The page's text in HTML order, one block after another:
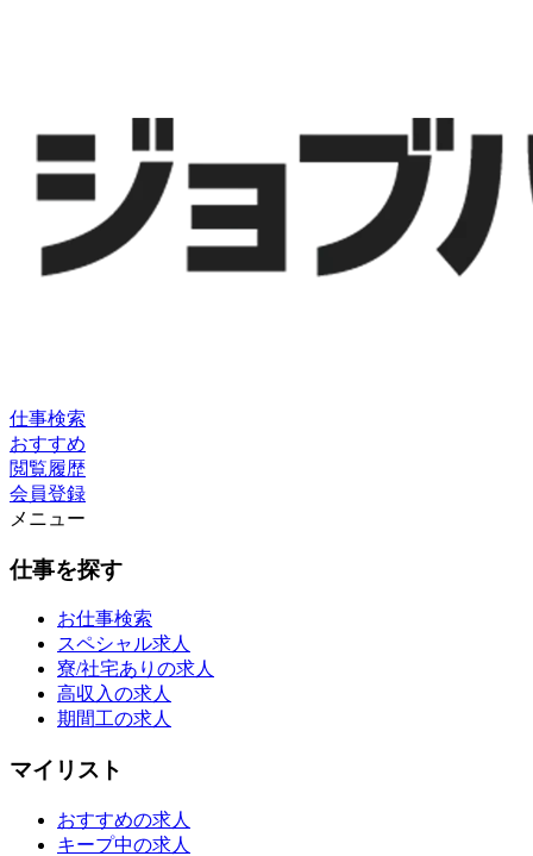
仕事検索
おすすめ
閲覧履歴
会員登録
メニュー
仕事を探す
お仕事検索
スペシャル求人
寮/社宅ありの求人
高収入の求人
期間工の求人
マイリスト
おすすめの求人
キープ中の求人